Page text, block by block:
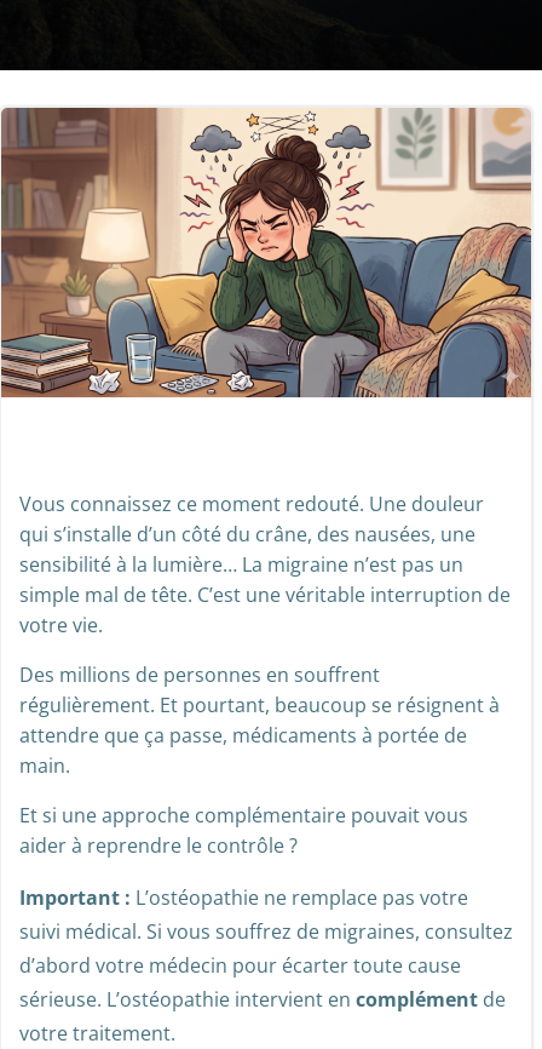
Vous connaissez ce moment redouté. Une douleur
qui s’installe d’un côté du crâne, des nausées, une
sensibilité à la lumière… La migraine n’est pas un
simple mal de tête. C’est une véritable interruption de
votre vie.
Des millions de personnes en souffrent
régulièrement. Et pourtant, beaucoup se résignent à
attendre que ça passe, médicaments à portée de
main.
Et si une approche complémentaire pouvait vous
aider à reprendre le contrôle ?
Important : L’ostéopathie ne remplace pas votre
suivi médical. Si vous souffrez de migraines, consultez
d’abord votre médecin pour écarter toute cause
sérieuse. L’ostéopathie intervient en complément de
votre traitement.